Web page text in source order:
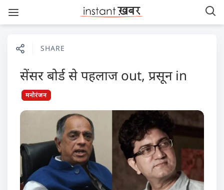
SHARE
सेंसर बोर्ड से पहलाज out, प्रसून in
मनोरंजन